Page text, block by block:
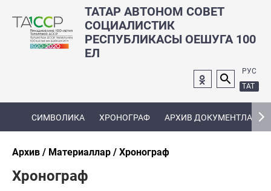
ТАТАР АВТОНОМ СОВЕТ
СОЦИАЛИСТИК
РЕСПУБЛИКАСЫ ОЕШУГА 100
ЕЛ
РУС
ТАТ
СИМВОЛИКА ХРОНОГРАФ АРХИВ ДОКУМЕНТЛАРЫ
Архив Материаллар Хронограф
Хронограф